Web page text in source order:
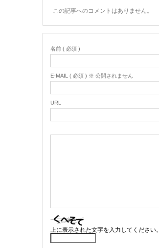
この記事へのコメントはありません。
名前 ( 必須 )
E-MAIL ( 必須 ) ※ 公開されません
URL
上に表示された文字を入力してください。